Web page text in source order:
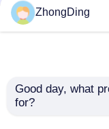
cho cáp chính xác
Giá tốt
ZhongDing
Good day, what
for?